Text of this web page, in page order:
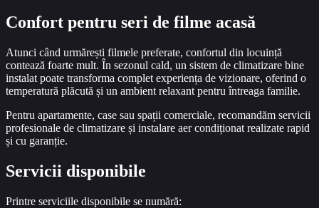
Confort pentru seri de filme acasă
Atunci când urmărești filmele preferate, confortul din locuință
contează foarte mult. În sezonul cald, un sistem de climatizare bine
instalat poate transforma complet experiența de vizionare, oferind o
temperatură plăcută și un ambient relaxant pentru întreaga familie.
Pentru apartamente, case sau spații comerciale, recomandăm servicii
profesionale de climatizare și instalare aer condiționat realizate rapid
și cu garanție.
Servicii disponibile
Printre serviciile disponibile se numără: